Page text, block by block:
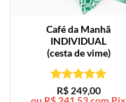
Café da Manhã
INDIVIDUAL
(cesta de vime)
Avaliação5
R$249,00